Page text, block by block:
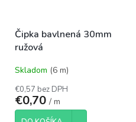
Čipka bavlnená 30mm
ružová
Skladom (6 m)
€0,57 bez DPH
€0,70 / m